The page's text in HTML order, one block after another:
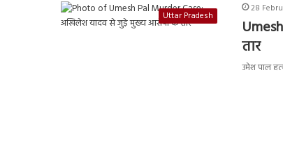
Uttar Pradesh
28
तार
उमेश पाल